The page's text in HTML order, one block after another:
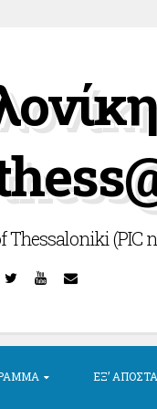
(PIC
Twitter YouTube
ΕΞ’